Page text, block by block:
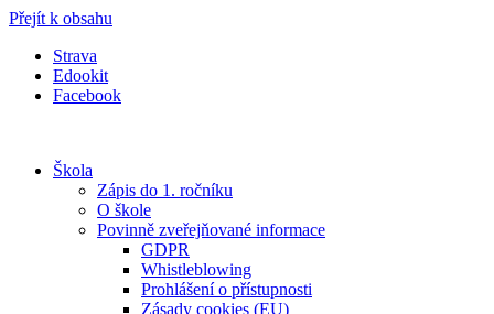
Přejít k obsahu
Strava
Edookit
Facebook
Škola
Zápis do 1. ročníku
O škole
Povinně zveřejňované informace
GDPR
Whistleblowing
Prohlášení o přístupnosti
Zásady cookies (EU)